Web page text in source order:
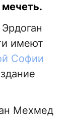
имеют
Софии
Мехмед